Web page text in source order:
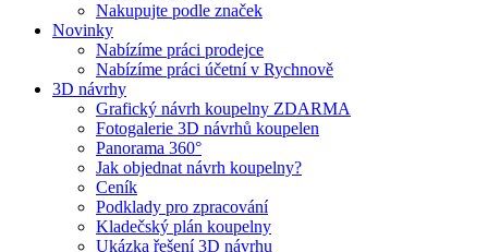
Nakupujte podle značek
Novinky
Nabízíme práci prodejce
Nabízíme práci účetní v Rychnově
3D návrhy
Grafický návrh koupelny ZDARMA
Fotogalerie 3D návrhů koupelen
Panorama 360°
Jak objednat návrh koupelny?
Ceník
Podklady pro zpracování
Kladečský plán koupelny
Ukázka řešení 3D návrhu